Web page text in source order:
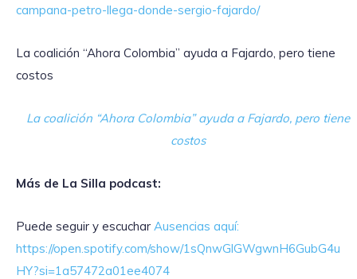
campana-petro-llega-donde-sergio-fajardo/
La coalición “Ahora Colombia” ayuda a Fajardo, pero tiene
costos
La coalición “Ahora Colombia” ayuda a Fajardo, pero tiene
costos
Más de La Silla podcast:
Puede seguir y escuchar Ausencias aquí:
https://open.spotify.com/show/1sQnwGlGWgwnH6GubG4u
HY?si=1a57472a01ee4074